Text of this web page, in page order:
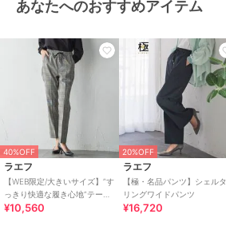
あなたへのおすすめアイテム
40%OFF
ラエフ
【WEB限定/大きいサイズ】”す
っきり快適な履き心地”テーパ
ードパンツ≪洗濯機で洗える
¥10,560
20%OFF
ラエフ
【極・名品パンツ】シェルタ
リングワイドパンツ
¥16,720